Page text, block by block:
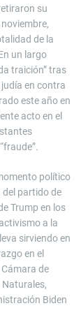
su
de la
un largo
traición” tras
en contra
este año en
acto en el
político
del partido de
Trump en los
a la
sirviendo en
en el
de
Naturales,
Biden